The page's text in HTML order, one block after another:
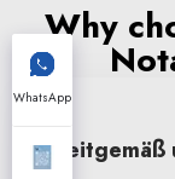
Why
WhatsApp